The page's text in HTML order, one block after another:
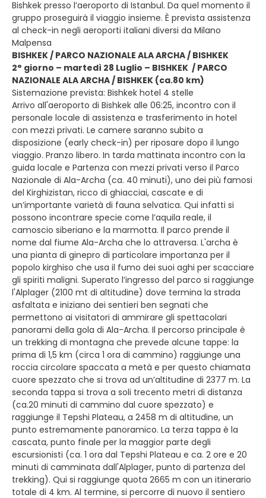
Bishkek presso l’aeroporto di Istanbul. Da quel momento il
gruppo proseguirà il viaggio insieme. È prevista assistenza
al check-in negli aeroporti italiani diversi da Milano
Malpensa
BISHKEK / PARCO NAZIONALE ALA ARCHA / BISHKEK
2° giorno – martedì 28 Luglio – BISHKEK / PARCO
NAZIONALE ALA ARCHA / BISHKEK (ca.80 km)
Sistemazione prevista: Bishkek hotel 4 stelle
Arrivo all'aeroporto di Bishkek alle 06:25, incontro con il
personale locale di assistenza e trasferimento in hotel
con mezzi privati. Le camere saranno subito a
disposizione (early check-in) per riposare dopo il lungo
viaggio. Pranzo libero. In tarda mattinata incontro con la
guida locale e Partenza con mezzi privati verso il Parco
Nazionale di Ala-Archa (ca. 40 minuti), uno dei più famosi
del Kirghizistan, ricco di ghiacciai, cascate e di
un’importante varietà di fauna selvatica. Qui infatti si
possono incontrare specie come l’aquila reale, il
camoscio siberiano e la marmotta. Il parco prende il
nome dal fiume Ala-Archa che lo attraversa. L'archa è
una pianta di ginepro di particolare importanza per il
popolo kirghiso che usa il fumo dei suoi aghi per scacciare
gli spiriti maligni. Superato l’ingresso del parco si raggiunge
l'Alplager (2100 mt di altitudine) dove termina la strada
asfaltata e iniziano dei sentieri ben segnati che
permettono ai visitatori di ammirare gli spettacolari
panorami della gola di Ala-Archa. Il percorso principale è
un trekking di montagna che prevede alcune tappe: la
prima di 1,5 km (circa 1 ora di cammino) raggiunge una
roccia circolare spaccata a metà e per questo chiamata
cuore spezzato che si trova ad un’altitudine di 2377 m. La
seconda tappa si trova a soli trecento metri di distanza
(ca.20 minuti di cammino dal cuore spezzato) e
raggiunge il Tepshi Plateau, a 2458 m di altitudine, un
punto estremamente panoramico. La terza tappa è la
cascata, punto finale per la maggior parte degli
escursionisti (ca. 1 ora dal Tepshi Plateau e ca. 2 ore e 20
minuti di camminata dall'Alplager, punto di partenza del
trekking). Qui si raggiunge quota 2665 m con un itinerario
totale di 4 km. Al termine, si percorre di nuovo il sentiero